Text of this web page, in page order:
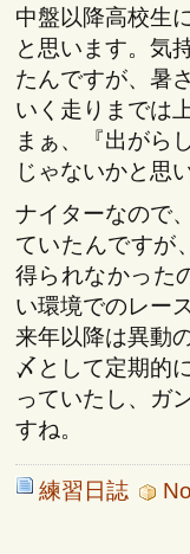
中盤以降高校生
と思います。気
たんですが、暑
いく走りまでは
まぁ、『出がら
じゃないかと思
ナイターなので
ていたんですが
得られなかった
い環境でのレー
来年以降は異動
〆として定期的
っていたし、ガ
すね。
練習日誌